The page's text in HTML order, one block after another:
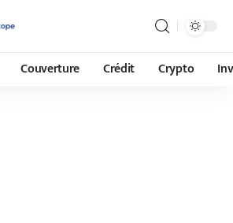
Couverture Crédit Crypto